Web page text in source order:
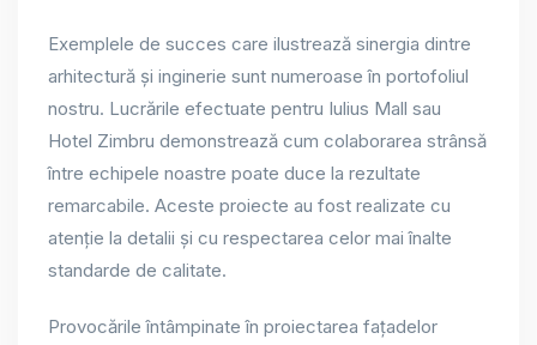
Exemplele de succes care ilustrează sinergia dintre
arhitectură și inginerie sunt numeroase în portofoliul
nostru. Lucrările efectuate pentru Iulius Mall sau
Hotel Zimbru demonstrează cum colaborarea strânsă
între echipele noastre poate duce la rezultate
remarcabile. Aceste proiecte au fost realizate cu
atenție la detalii și cu respectarea celor mai înalte
standarde de calitate.
Provocările întâmpinate în proiectarea fațadelor